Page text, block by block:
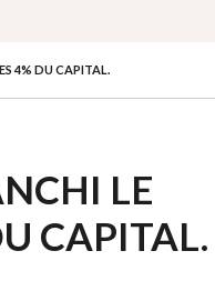
4% DU CAPITAL.
LE
CAPITAL.